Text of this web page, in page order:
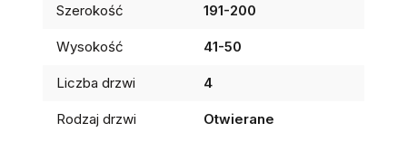
Szerokość 191-200
Wysokość 41-50
Liczba drzwi 4
Rodzaj drzwi Otwierane